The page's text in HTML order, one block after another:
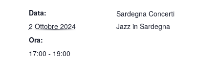
Data:
2 Ottobre 2024
Ora:
17:00 - 19:00
Sardegna Concerti
Jazz in Sardegna